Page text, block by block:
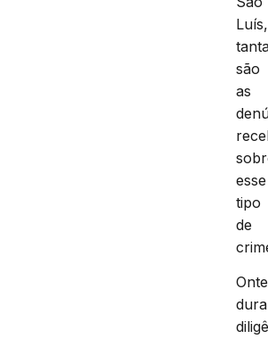
Luís,
são
as
esse
tipo
de